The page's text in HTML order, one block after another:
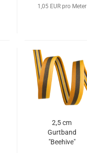
1,05 EUR pro Meter
2,5 cm
Gurtband
"Beehive"